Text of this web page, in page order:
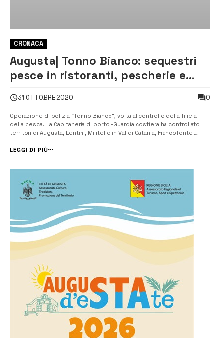
CRONACA
Augusta| Tonno Bianco: sequestri
pesce in ristoranti, pescherie e
31 OTTOBRE 2020 0
Operazione di polizia “Tonno Bianco”, volta al controllo della filiera
della pesca. La Capitaneria di porto -Guardia costiera ha controllato i
territori di Augusta, Lentini, Militello in Val di Catania, Francofonte,
chilogrammi 100 di prodotto ittico, per violazione delle...
LEGGI DI PIÙ